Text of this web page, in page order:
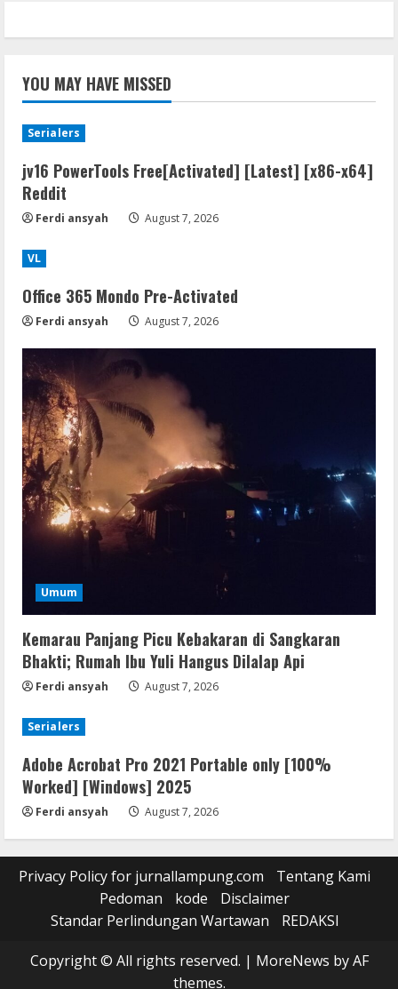
YOU MAY HAVE MISSED
Serialers
jv16 PowerTools Free[Activated] [Latest] [x86-x64]
Reddit
Ferdi ansyah August 7, 2026
VL
Office 365 Mondo Pre-Activated
Ferdi ansyah August 7, 2026
Umum
Kemarau Panjang Picu Kebakaran di Sangkaran
Bhakti; Rumah Ibu Yuli Hangus Dilalap Api
Ferdi ansyah August 7, 2026
Serialers
Adobe Acrobat Pro 2021 Portable only [100%
Worked] [Windows] 2025
Ferdi ansyah August 7, 2026
Privacy Policy for jurnallampung.com
Tentang Kami
Pedoman
kode
Disclaimer
Standar Perlindungan Wartawan
REDAKSI
Copyright © All rights reserved. | MoreNews by AF
themes.